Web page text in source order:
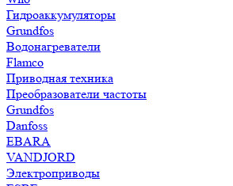
Гидроаккумуляторы
Grundfos
Водонагреватели
Flamco
Приводная техника
Преобразователи частоты
Grundfos
Danfoss
EBARA
VANDJORD
Электроприводы